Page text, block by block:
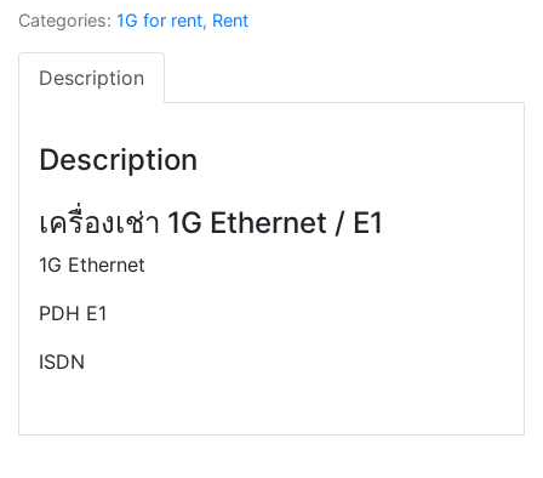
Categories: 1G for rent, Rent
Description
Description
เครื่องเช่า 1G Ethernet / E1
1G Ethernet
PDH E1
ISDN